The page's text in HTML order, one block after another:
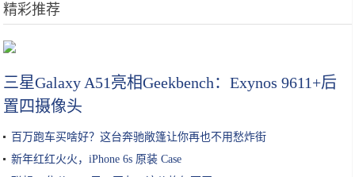
精彩推荐
只花8毛钱，自己在家就能做的润肤油！冬季预防手脚干裂效果棒！
三星Galaxy A51亮相Geekbench：Exynos 9611+后
置四摄像头
百万跑车买啥好？这台奔驰敞篷让你再也不用愁炸街
新年红红火火，iPhone 6s 原装 Case